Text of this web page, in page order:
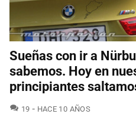
Sueñas con ir a
sabemos. Hoy en
principiantes
19 COMENTARIOS
HACE 10 AÑOS